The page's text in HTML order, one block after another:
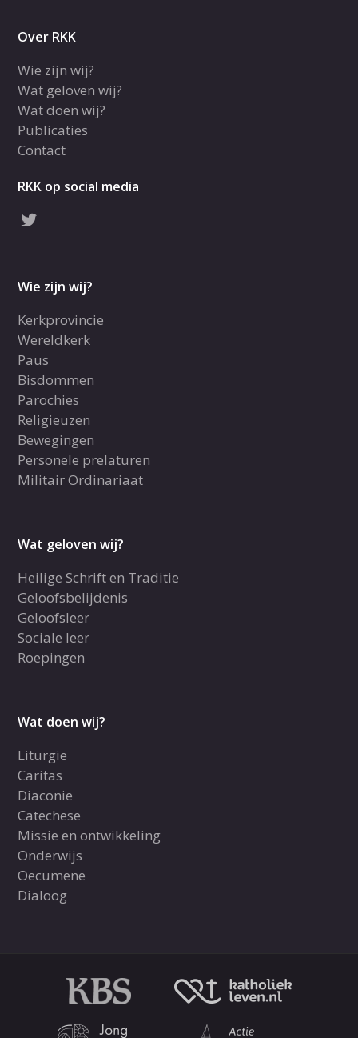
Over RKK
Wie zijn wij?
Wat geloven wij?
Wat doen wij?
Publicaties
Contact
RKK op social media
Wie zijn wij?
Kerkprovincie
Wereldkerk
Paus
Bisdommen
Parochies
Religieuzen
Bewegingen
Personele prelaturen
Militair Ordinariaat
Wat geloven wij?
Heilige Schrift en Traditie
Geloofsbelijdenis
Geloofsleer
Sociale leer
Roepingen
Wat doen wij?
Liturgie
Caritas
Diaconie
Catechese
Missie en ontwikkeling
Onderwijs
Oecumene
Dialoog